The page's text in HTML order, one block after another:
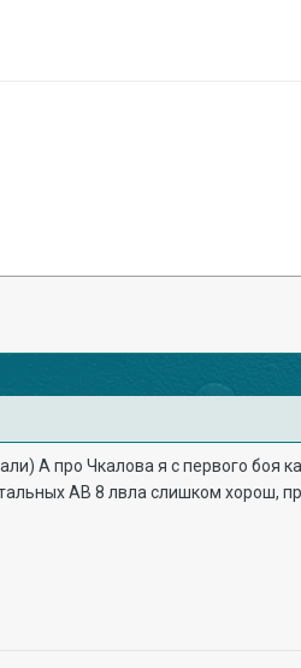
А про Чкалова я с первого боя
АВ 8 лвла слишком хорош,